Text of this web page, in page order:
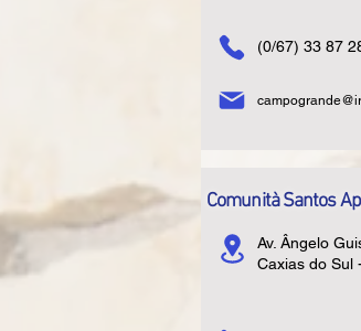
(0/67) 33 87
Comunità Santos
Av. Ângelo
Caxias do Sul